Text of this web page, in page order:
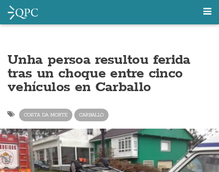
Unha persoa resultou ferida
tras un choque entre cinco
vehículos en Carballo
COSTA DA MORTE CARBALLO